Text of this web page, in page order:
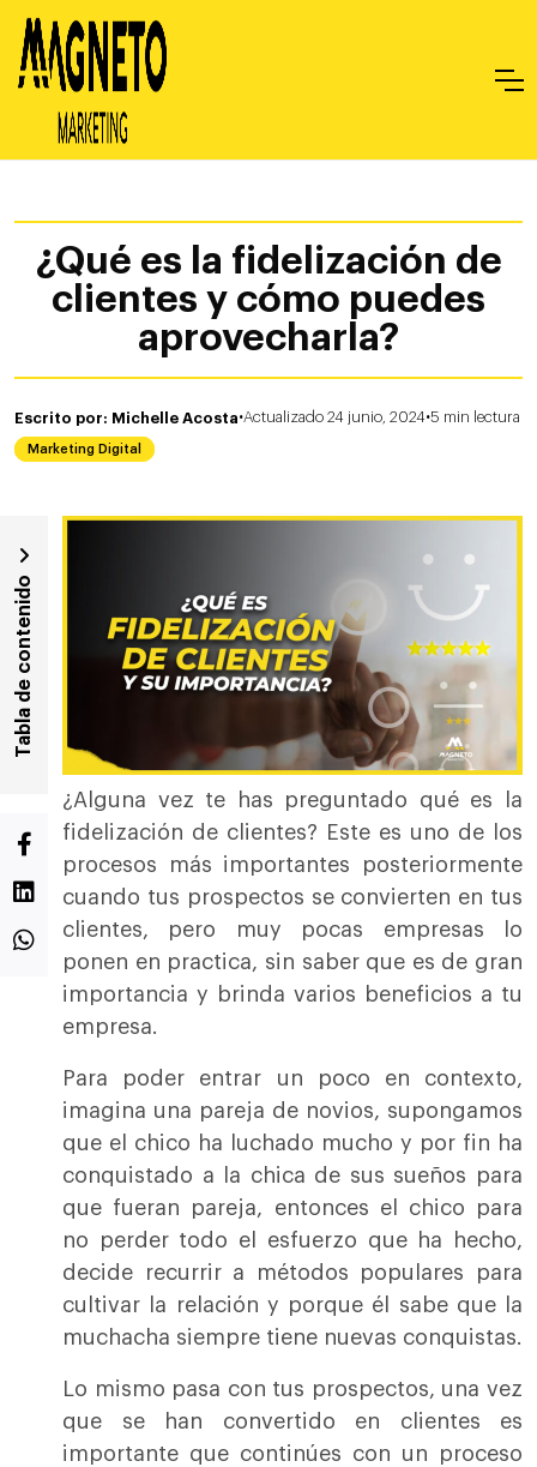
¿Qué es la fidelización de
clientes y cómo puedes
aprovecharla?
Escrito por: Michelle Acosta·Actualizado 24 junio, 2024·5 min lectura
Marketing Digital
Tabla de contenido
¿Alguna vez te has preguntado qué es la
fidelización de clientes? Este es uno de los
procesos más importantes posteriormente
cuando tus prospectos se convierten en tus
clientes, pero muy pocas empresas lo
ponen en practica, sin saber que es de gran
importancia y brinda varios beneficios a tu
empresa.
Para poder entrar un poco en contexto,
imagina una pareja de novios, supongamos
que el chico ha luchado mucho y por fin ha
conquistado a la chica de sus sueños para
que fueran pareja, entonces el chico para
no perder todo el esfuerzo que ha hecho,
decide recurrir a métodos populares para
cultivar la relación y porque él sabe que la
muchacha siempre tiene nuevas conquistas.
Lo mismo pasa con tus prospectos, una vez
que se han convertido en clientes es
importante que continúes con un proceso